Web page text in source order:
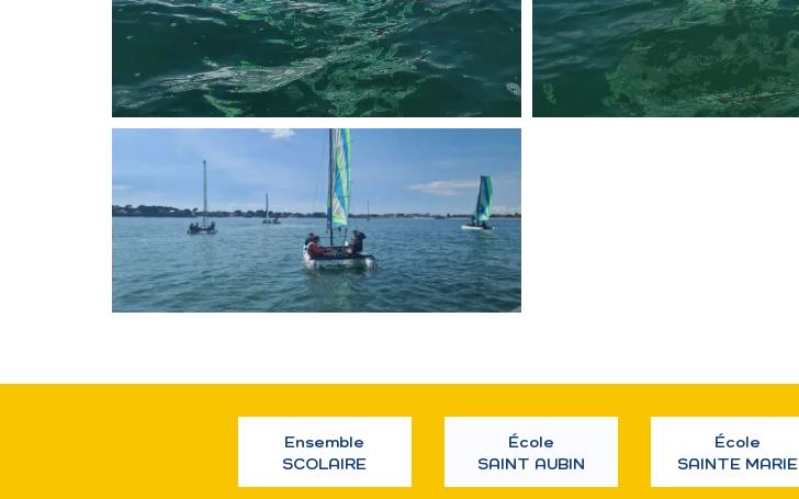
Ensemble
SCOLAIRE
École
SAINT AUBIN
École
SAINTE MARIE